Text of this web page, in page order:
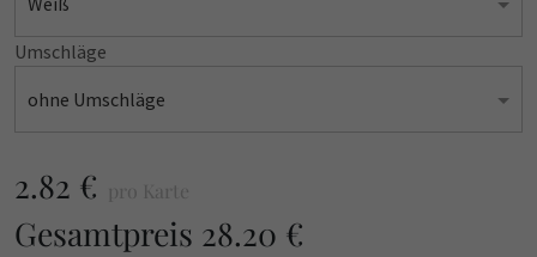
Umschläge
ohne Umschläge
2.82 € pro Karte
Gesamtpreis 28.20 €